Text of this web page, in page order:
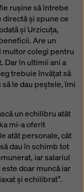
rușine să întrebe
directă și spune ce
și Urzicuța,
Are un
multor colegi pentru
Dar în ultimii ani a
trebuie învățat să
le dau peștele, îmi
un echilibru atât
mi-a oferit
atât personale, cât
dau în schimb tot
iar salariul
doar muncă iar
și echilibrat”.